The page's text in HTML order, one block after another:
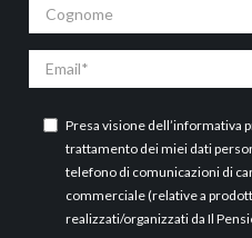
Cognome
Email
Presa visione dell’informativa
trattamento dei miei dati
telefono di comunicazioni di
commerciale (relative a
realizzati/organizzati da Il